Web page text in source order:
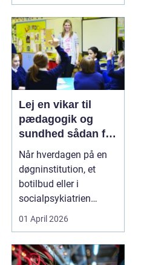
Lej en vikar til
pædagogik og
sundhed sådan får
du den rette hjælp
Når hverdagen på en
døgninstitution, et
botilbud eller i
socialpsykiatrien
pludselig ændrer sig,
01 April 2026